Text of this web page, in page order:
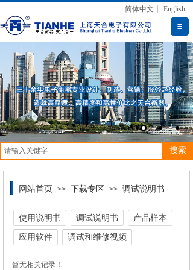
简体中文 English
搜索
暂无相关记录！
网站首页 >> 下载专区 >> 调试说明书
使用说明书 调试说明书
产品样本
应用软件
调试和维修视频